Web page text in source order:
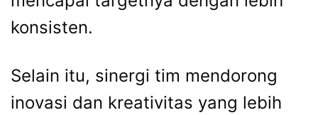
konsisten.
Selain itu, sinergi tim mendorong
inovasi dan kreativitas yang lebih